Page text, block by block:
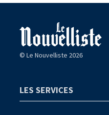
© Le Nouvelliste 2026
LES SERVICES